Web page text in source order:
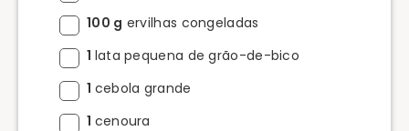
100 g ervilhas congeladas
1 lata pequena de grão-de-bico
1 cebola grande
1 cenoura